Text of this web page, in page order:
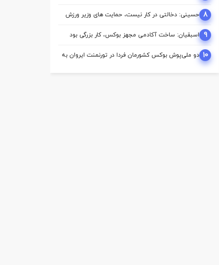
8 حسینی: دخالتی در کار نیست، حمایت های وزیر ورزش
حمایت دنیا مالی صاحب خانه می شود
9
اسبقیان: ساخت آکادمی مجهز بوکس، کار بزرگی بود
10 دو ملی‌پوش بوکس کشورمان فردا در تورنمنت ایروان به